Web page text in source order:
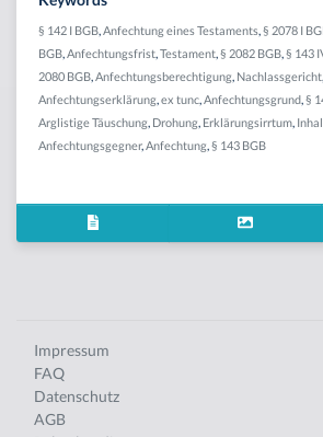
§ 142 I BGB Anfechtung eines Testaments § 2078 I
BGB Anfechtungsfrist Testament § 2082 BGB § 143
2080 BGB Anfechtungsberechtigung Nachlassgericht
Anfechtungserklärung ex tunc Anfechtungsgrund §
Arglistige Täuschung Drohung Erklärungsirrtum
Anfechtungsgegner, Anfechtung § 143 BGB
Impressum
FAQ
Datenschutz
AGB